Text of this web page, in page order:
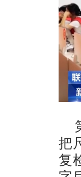
把
复